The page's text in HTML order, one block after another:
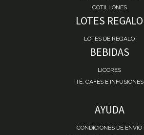
COTILLONES
LOTES REGALO
LOTES DE REGALO
BEBIDAS
LICORES
TÉ, CAFÉS E INFUSIONES
AYUDA
CONDICIONES DE ENVÍO